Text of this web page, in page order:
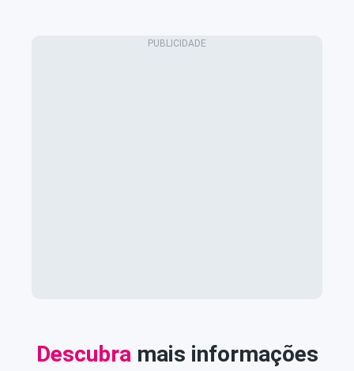
Descubramais informações